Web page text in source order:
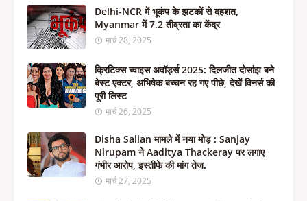
Delhi-NCR में भूकंप के झटकों से दहशत,
Myanmar में 7.2 तीव्रता का केंद्र
मार्च 28, 2025
क्रिटिक्स च्वाइस अवॉर्ड्स 2025: दिलजीत दोसांझ बने
बेस्ट एक्टर, अभिषेक बच्चन रह गए पीछे, देखें विनर्स की
पूरी लिस्ट
मार्च 26, 2025
Disha Salian मामले में नया मोड़ : Sanjay
Nirupam ने Aaditya Thackeray पर लगाए
गंभीर आरोप, इस्तीफे की मांग तेज.
मार्च 27, 2025